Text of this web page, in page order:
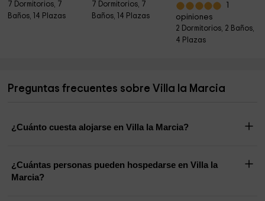
7 Dormitorios, 7
Baños, 14 Plazas
7 Dormitorios, 7
Baños, 14 Plazas
opiniones
2 Dormitorios, 2 Baños,
4 Plazas
Preguntas frecuentes sobre Villa la Marcia
¿Cuánto cuesta alojarse en Villa la Marcia?
¿Cuántas personas pueden hospedarse en Villa la
Marcia?